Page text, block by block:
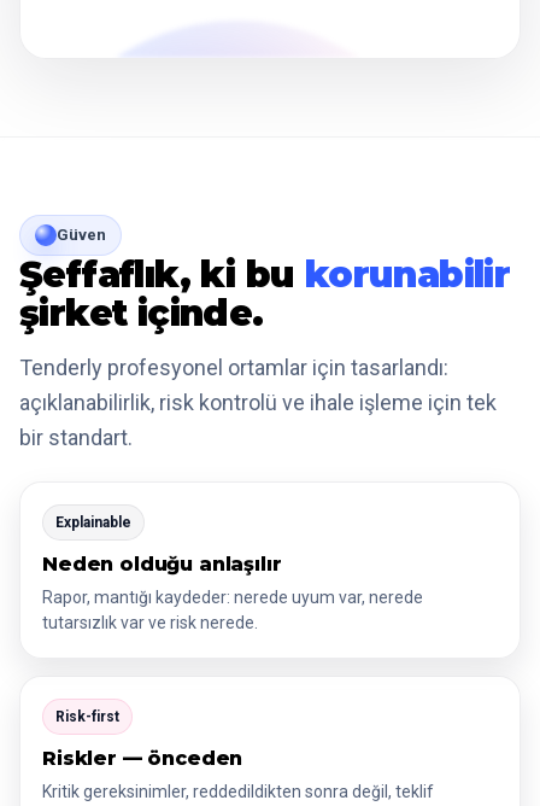
Güven
Şeffaflık, ki bu korunabilir
şirket içinde.
Tenderly profesyonel ortamlar için tasarlandı:
açıklanabilirlik, risk kontrolü ve ihale işleme için tek
bir standart.
Explainable
Neden olduğu anlaşılır
Rapor, mantığı kaydeder: nerede uyum var, nerede
tutarsızlık var ve risk nerede.
Risk-first
Riskler — önceden
Kritik gereksinimler, reddedildikten sonra değil, teklif